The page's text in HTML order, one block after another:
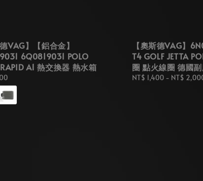
德VAG】【鋁合金】
6Q0819031 POLO
A1 熱交換器 熱水箱
【奧斯德VAG】
T4 GOLF JETTA
圈 點火線圈 德國
Regular
NT$ 1,400 - NT$